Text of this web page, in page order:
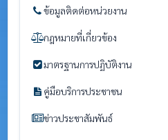
ข้อมูลติดต่อหน่วยงาน
กฎหมายที่เกี่ยวข้อง
มาตรฐานการปฏิบัติงาน
คู่มือบริการประชาชน
ข่าวประชาสัมพันธ์